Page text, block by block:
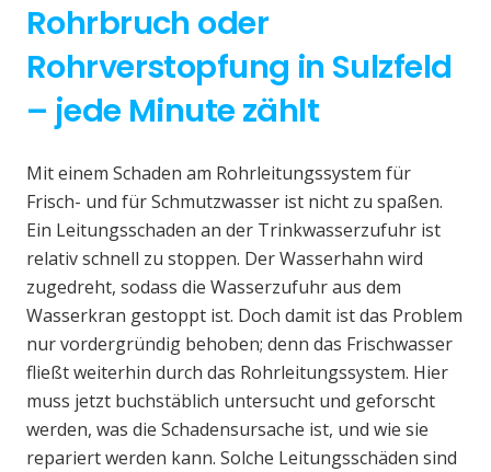
Rohrbruch oder
Rohrverstopfung in Sulzfeld
– jede Minute zählt
Mit einem Schaden am Rohrleitungssystem für
Frisch- und für Schmutzwasser ist nicht zu spaßen.
Ein Leitungsschaden an der Trinkwasserzufuhr ist
relativ schnell zu stoppen. Der Wasserhahn wird
zugedreht, sodass die Wasserzufuhr aus dem
Wasserkran gestoppt ist. Doch damit ist das Problem
nur vordergründig behoben; denn das Frischwasser
fließt weiterhin durch das Rohrleitungssystem. Hier
muss jetzt buchstäblich untersucht und geforscht
werden, was die Schadensursache ist, und wie sie
repariert werden kann. Solche Leitungsschäden sind